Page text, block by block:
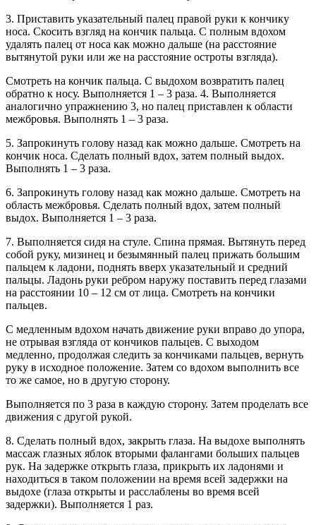
3. Приставить указательный палец правой руки к кончику
носа. Скосить взгляд на кончик пальца. С полным вдохом
удалять палец от носа как можно дальше (на расстояние
вытянутой руки или же на расстояние остроты взгляда).
Смотреть на кончик пальца. С выдохом возвратить палец
обратно к носу. Выполняется 1 – 3 раза. 4. Выполняется
аналогично упражнению 3, но палец приставлен к области
межбровья. Выполнять 1 – 3 раза.
5. Запрокинуть голову назад как можно дальше. Смотреть на
кончик носа. Сделать полный вдох, затем полный выдох.
Выполнять 1 – 3 раза.
6. Запрокинуть голову назад как можно дальше. Смотреть на
область межбровья. Сделать полный вдох, затем полный
выдох. Выполняется 1 – 3 раза.
7. Выполняется сидя на стуле. Спина прямая. Вытянуть перед
собой руку, мизинец и безымянный палец прижать большим
пальцем к ладони, поднять вверх указательный и средний
пальцы. Ладонь руки ребром наружу поставить перед глазами
на расстоянии 10 – 12 см от лица. Смотреть на кончики
пальцев.
С медленным вдохом начать движение руки вправо до упора,
не отрывая взгляда от кончиков пальцев. С выходом
медленно, продолжая следить за кончиками пальцев, вернуть
руку в исходное положение. Затем со вдохом выполнить все
то же самое, но в другую сторону.
Выполняется по 3 раза в каждую сторону. Затем проделать все
движения с другой рукой.
8. Сделать полный вдох, закрыть глаза. На выдохе выполнять
массаж глазных яблок вторыми фалангами больших пальцев
рук. На задержке открыть глаза, прикрыть их ладонями и
находиться в таком положении на время всей задержки на
выдохе (глаза открыты и расслаблены во время всей
задержки). Выполняется 1 раз.